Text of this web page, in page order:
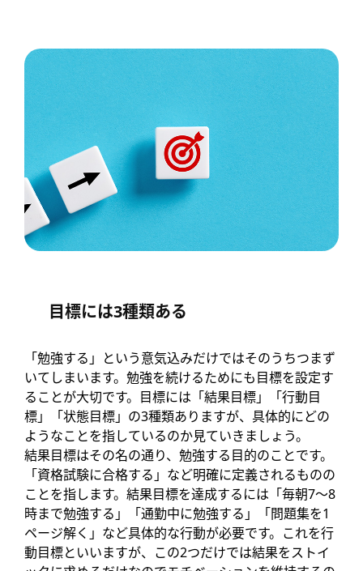
目標には3種類ある
「勉強する」という意気込みだけではそのうちつまず
いてしまいます。勉強を続けるためにも目標を設定す
ることが大切です。目標には「結果目標」「行動目
標」「状態目標」の3種類ありますが、具体的にどの
ようなことを指しているのか見ていきましょう。
結果目標はその名の通り、勉強する目的のことです。
「資格試験に合格する」など明確に定義されるものの
ことを指します。結果目標を達成するには「毎朝7～8
時まで勉強する」「通勤中に勉強する」「問題集を1
ページ解く」など具体的な行動が必要です。これを行
動目標といいますが、この2つだけでは結果をストイ